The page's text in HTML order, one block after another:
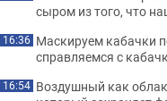
сыром из того, что
16:36 Маскируем кабачки
справляемся с
16:54 Воздушный как